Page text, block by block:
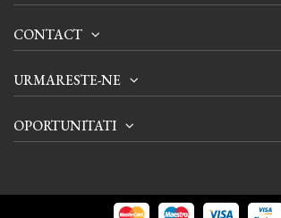
CONTACT
URMARESTE-NE
OPORTUNITATI